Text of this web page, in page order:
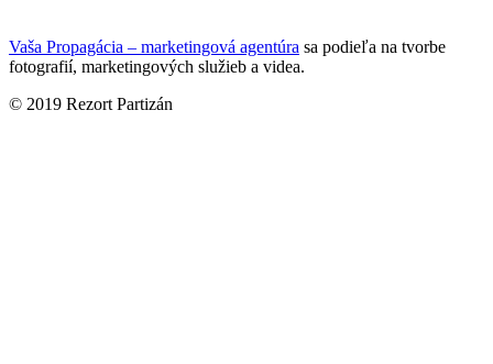
Vaša Propagácia – marketingová agentúra sa podieľa na tvorbe
fotografií, marketingových služieb a videa.
© 2019 Rezort Partizán